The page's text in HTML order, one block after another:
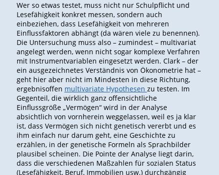
Wer so etwas testet, muss nicht nur Schulpflicht und
Lesefähigkeit konkret messen, sondern auch
einbeziehen, dass Lesefähigkeit von mehreren
Einflussfaktoren abhängt (da wären viele zu benennen).
Die Untersuchung muss also – zumindest – multivariat
angelegt werden, wenn nicht sogar komplexe Verfahren
mit Instrumentvariablen eingesetzt werden. Clark – der
ein ausgezeichnetes Verständnis von Ökonometrie hat –
geht hier aber nicht im Mindesten in diese Richtung,
ergebnisoffen multivariate Hypothesen zu testen. Im
Gegenteil, die wirklich ganz offensichtliche
Einflussgröße „Vermögen“ wird in der Analyse
absichtlich von vornherein weggelassen, weil es ja klar
ist, dass Vermögen sich nicht genetisch vererbt und es
ihm einfach nur darum geht, eine Geschichte zu
erzählen, in der genetische Formeln als Sprachbilder
plausibel scheinen. Die Pointe der Analyse liegt darin,
dass die verschiedenen Maßzahlen für sozialen Status
(Lesefähigkeit, Beruf, Immobilien usw.) durchgängig